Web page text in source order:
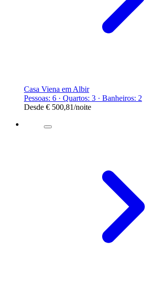
Casa Viena em Albir
Pessoas: 6 · Quartos: 3 · Banheiros: 2
Desde € 500,81/noite